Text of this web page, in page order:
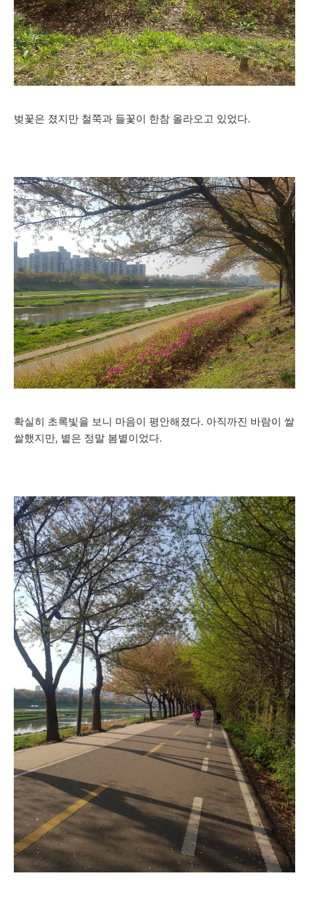
벚꽃은 졌지만 철쭉과 들꽃이 한참 올라오고 있었다.
확실히 초록빛을 보니 마음이 평안해졌다. 아직까진 바람이 쌀
쌀했지만, 볕은 정말 봄볕이었다.